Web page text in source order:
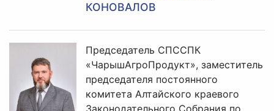
КОНОВАЛОВ
Председатель СПССПК
«ЧарышАгроПродукт», заместитель
председателя постоянного
комитета Алтайского краевого